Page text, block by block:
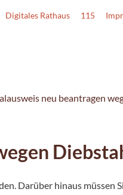
Digitales Rathaus 115
neu beantragen
Darüber hinaus müssen